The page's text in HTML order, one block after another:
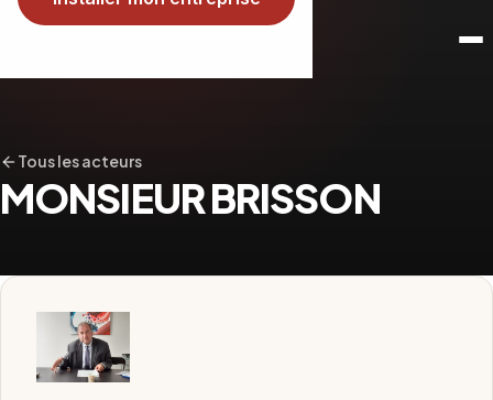
Tous les acteurs
MONSIEUR BRISSON